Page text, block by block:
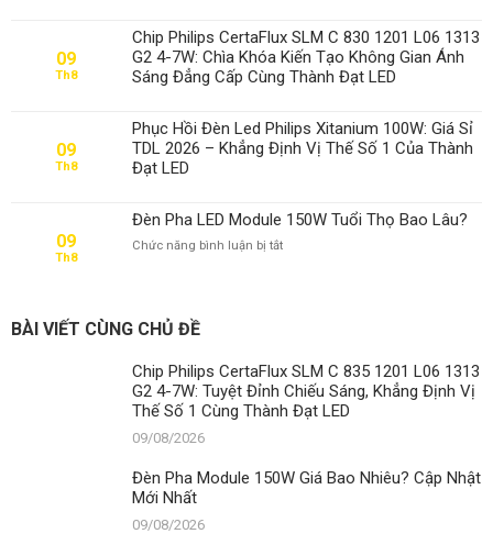
Pha
Module
150W
Giá
Nhiêu?
Cập
Nhật
09
Th8
Chip Philips CertaFlux SLM C 830 1201 L06 1313
G2 4-7W: Chìa Khóa Kiến Tạo Không Gian Ánh
Sáng Đẳng Cấp Cùng Thành Đạt LED
09
Th8
Phục Hồi Đèn Led Philips Xitanium 100W: Giá Sỉ
TDL 2026 – Khẳng Định Vị Thế Số 1 Của Thành
Đạt LED
09
Th8
Đèn Pha LED Module 150W Tuổi Thọ Bao Lâu?
Chức năng bình luận bị tắtở
Thọ
Bao
Lâu?
BÀI VIẾT CÙNG CHỦ ĐỀ
Chip Philips CertaFlux SLM C 835 1201 L06 1313
G2 4-7W: Tuyệt Đỉnh Chiếu Sáng, Khẳng Định Vị
Thế Số 1 Cùng Thành Đạt LED
09/08/2026
Đèn Pha Module 150W Giá Bao Nhiêu? Cập Nhật
Mới Nhất
09/08/2026